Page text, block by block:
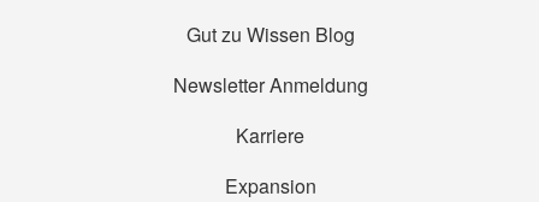
Gut zu Wissen Blog
Newsletter Anmeldung
Karriere
Expansion